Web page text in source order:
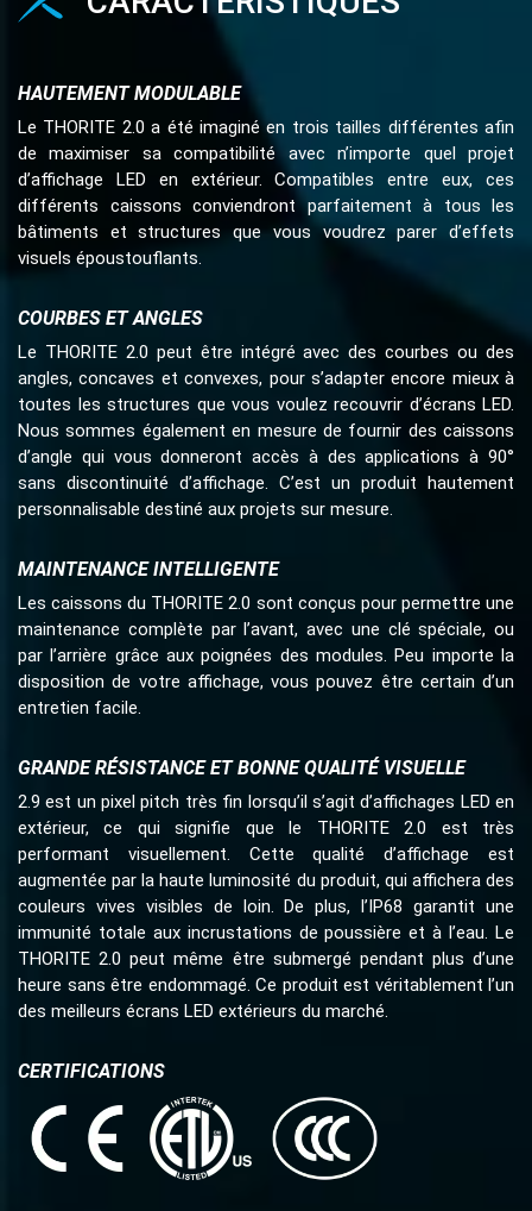
HAUTEMENT MODULABLE
Le THORITE 2.0 a été imaginé en trois tailles différentes afin
de maximiser sa compatibilité avec n’importe quel projet
d’affichage LED en extérieur. Compatibles entre eux, ces
différents caissons conviendront parfaitement à tous les
bâtiments et structures que vous voudrez parer d’effets
visuels époustouflants.
COURBES ET ANGLES
Le THORITE 2.0 peut être intégré avec des courbes ou des
angles, concaves et convexes, pour s’adapter encore mieux à
toutes les structures que vous voulez recouvrir d’écrans LED.
Nous sommes également en mesure de fournir des caissons
d’angle qui vous donneront accès à des applications à 90°
sans discontinuité d’affichage. C’est un produit hautement
personnalisable destiné aux projets sur mesure.
MAINTENANCE INTELLIGENTE
Les caissons du THORITE 2.0 sont conçus pour permettre une
maintenance complète par l’avant, avec une clé spéciale, ou
par l’arrière grâce aux poignées des modules. Peu importe la
disposition de votre affichage, vous pouvez être certain d’un
entretien facile.
GRANDE RÉSISTANCE ET BONNE QUALITÉ VISUELLE
2.9 est un pixel pitch très fin lorsqu’il s’agit d’affichages LED en
extérieur, ce qui signifie que le THORITE 2.0 est très
performant visuellement. Cette qualité d’affichage est
augmentée par la haute luminosité du produit, qui affichera des
couleurs vives visibles de loin. De plus, l’IP68 garantit une
immunité totale aux incrustations de poussière et à l’eau. Le
THORITE 2.0 peut même être submergé pendant plus d’une
heure sans être endommagé. Ce produit est véritablement l’un
des meilleurs écrans LED extérieurs du marché.
CERTIFICATIONS